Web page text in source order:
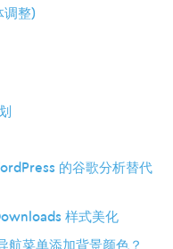
调整)
的谷歌分析替代
样式美化
航菜单添加背景颜色？